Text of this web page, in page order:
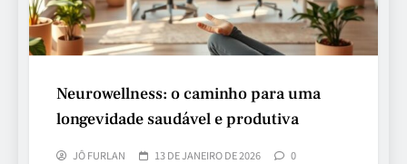
Neurowellness: o caminho para uma
longevidade saudável e produtiva
JÔ FURLAN 13 DE JANEIRO DE 2026
0